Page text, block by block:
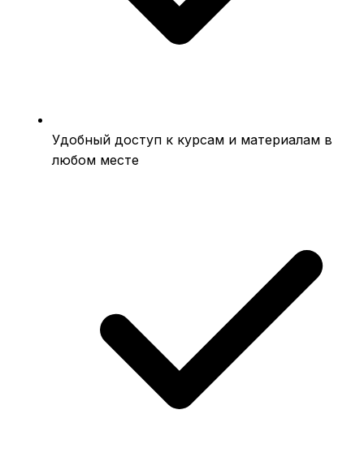
Удобный доступ к курсам и материалам в
любом месте